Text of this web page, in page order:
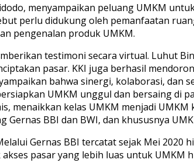
menyampaikan peluang UMKM
perlu didukung oleh pemanfaatan
pengenalan produk UMKM.
testimoni secara virtual. Luhut
pasar. KKI juga berhasil
bahwa sinergi, kolaborasi, dan
UMKM unggul dan bersaing di
kelas UMKM menjadi UMKM
BBI dan BWI, dan khususnya
Gernas BBI tercatat sejak Mei 2020
pasar yang lebih luas untuk UMKM